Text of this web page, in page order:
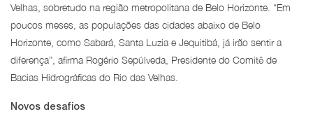
Velhas, sobretudo na região metropolitana de Belo Horizonte. “Em
poucos meses, as populações das cidades abaixo de Belo
Horizonte, como Sabará, Santa Luzia e Jequitibá, já irão sentir a
diferença”, afirma Rogério Sepúlveda, Presidente do Comitê de
Bacias Hidrográficas do Rio das Velhas.
Novos desafios